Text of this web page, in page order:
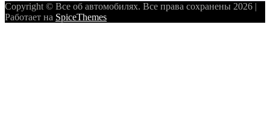
Copyright © Все об автомобилях. Все права сохранены 2026 |
Работает на SpiceThemes